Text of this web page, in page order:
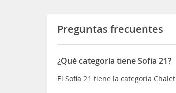
Preguntas frecuentes
¿Qué categoría tiene Sofia 21?
El Sofia 21 tiene la categoría Chalet